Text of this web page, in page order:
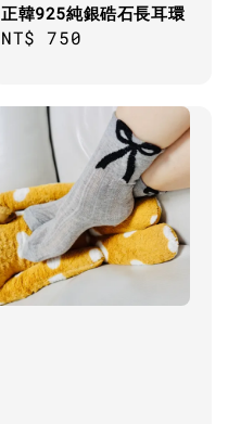
正韓925純銀硞石長耳環
Regular
NT$ 750